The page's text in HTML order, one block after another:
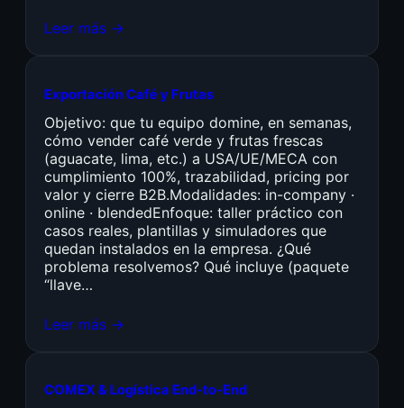
Leer más →
Exportación Café y Frutas
Objetivo: que tu equipo domine, en semanas,
cómo vender café verde y frutas frescas
(aguacate, lima, etc.) a USA/UE/MECA con
cumplimiento 100%, trazabilidad, pricing por
valor y cierre B2B.Modalidades: in-company ·
online · blendedEnfoque: taller práctico con
casos reales, plantillas y simuladores que
quedan instalados en la empresa. ¿Qué
problema resolvemos? Qué incluye (paquete
“llave…
Leer más →
COMEX & Logística End-to-End